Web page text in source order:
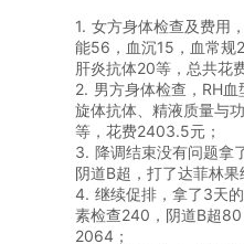
1. 女方身体检查及费用
能56，血沉15，血常规
肝炎抗体20等，总共花
2. 男方身体检查，RH
旋体抗体、精液质量与
等，花费2403.5元；
3. 降调结束没有问题拿
阴道B超，打了达菲林
4. 继续促排，拿了3天
素检查240，阴道B超
2064；